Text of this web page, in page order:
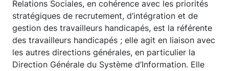
Relations Sociales, en cohérence avec les priorités
stratégiques de recrutement, d’intégration et de
gestion des travailleurs handicapés, est la référente
des travailleurs handicapés ; elle agit en liaison avec
les autres directions générales, en particulier la
Direction Générale du Système d’Information. Elle